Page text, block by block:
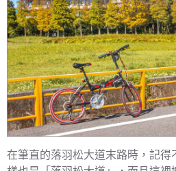
在筆直的落羽松大道末路時，記得